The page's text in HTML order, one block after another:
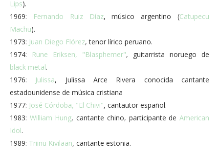
Lips).
1969:
Fernando Ruiz Díaz, músico argentino (Catupecu
Machu).
1973: Juan Diego Flórez, tenor lírico peruano.
1974:
Rune Eriksen, "Blasphemer", guitarrista noruego de
black metal.
1976: Julissa, Julissa Arce Rivera conocida cantante
estadounidense de música cristiana
1977: José Córdoba, "El Chivi", cantautor español.
1983: William Hung, cantante chino, participante deAmerican
Idol.
1989: Triinu Kivilaan, cantante estonia.